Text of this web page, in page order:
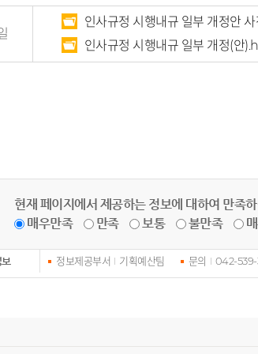
인사규정 시행내규 일부 개정안
인사규정 시행내규 일부 개정(안
현재 페이지에서 제공하는 정보에 대하여 만족
매우만족
만족 보통 불만족
정보제공부서 기획예산팀 문의 042-